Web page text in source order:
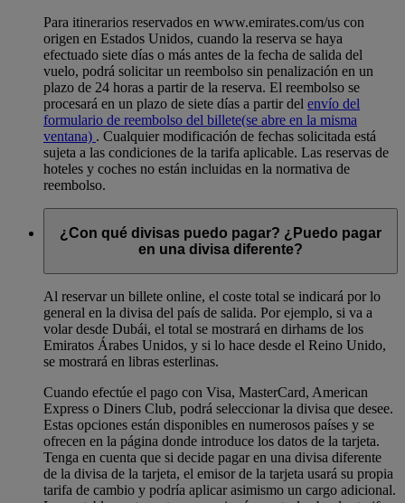
Para itinerarios reservados en www.emirates.com/us con
origen en Estados Unidos, cuando la reserva se haya
efectuado siete días o más antes de la fecha de salida del
vuelo, podrá solicitar un reembolso sin penalización en un
plazo de 24 horas a partir de la reserva. El reembolso se
procesará en un plazo de siete días a partir del envío del
formulario de reembolso del billete(se abre en la misma
ventana) . Cualquier modificación de fechas solicitada está
sujeta a las condiciones de la tarifa aplicable. Las reservas de
hoteles y coches no están incluidas en la normativa de
reembolso.
¿Con qué divisas puedo pagar? ¿Puedo pagar
en una divisa diferente?
Al reservar un billete online, el coste total se indicará por lo
general en la divisa del país de salida. Por ejemplo, si va a
volar desde Dubái, el total se mostrará en dirhams de los
Emiratos Árabes Unidos, y si lo hace desde el Reino Unido,
se mostrará en libras esterlinas.
Cuando efectúe el pago con Visa, MasterCard, American
Express o Diners Club, podrá seleccionar la divisa que desee.
Estas opciones están disponibles en numerosos países y se
ofrecen en la página donde introduce los datos de la tarjeta.
Tenga en cuenta que si decide pagar en una divisa diferente
de la divisa de la tarjeta, el emisor de la tarjeta usará su propia
tarifa de cambio y podría aplicar asimismo un cargo adicional.